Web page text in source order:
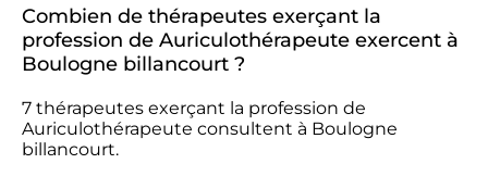
Combien de thérapeutes exerçant la
profession de Auriculothérapeute exercent à
Boulogne billancourt ?
7 thérapeutes exerçant la profession de
Auriculothérapeute consultent à Boulogne
billancourt.